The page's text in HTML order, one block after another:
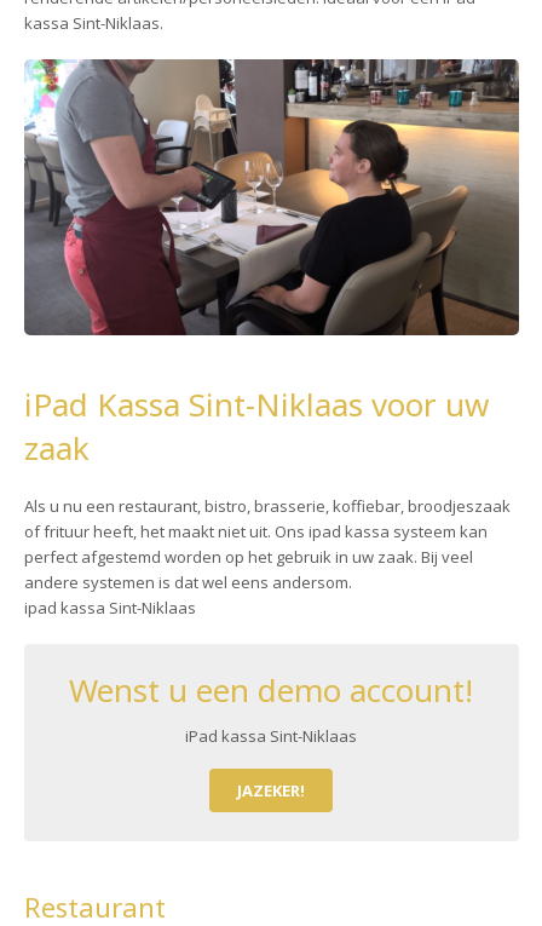
kassa Sint-Niklaas.
iPad Kassa Sint-Niklaas voor uw
zaak
Als u nu een restaurant, bistro, brasserie, koffiebar, broodjeszaak
of frituur heeft, het maakt niet uit. Ons ipad kassa systeem kan
perfect afgestemd worden op het gebruik in uw zaak. Bij veel
andere systemen is dat wel eens andersom.
ipad kassa Sint-Niklaas
Wenst u een demo account!
iPad kassa Sint-Niklaas
JAZEKER!
Restaurant